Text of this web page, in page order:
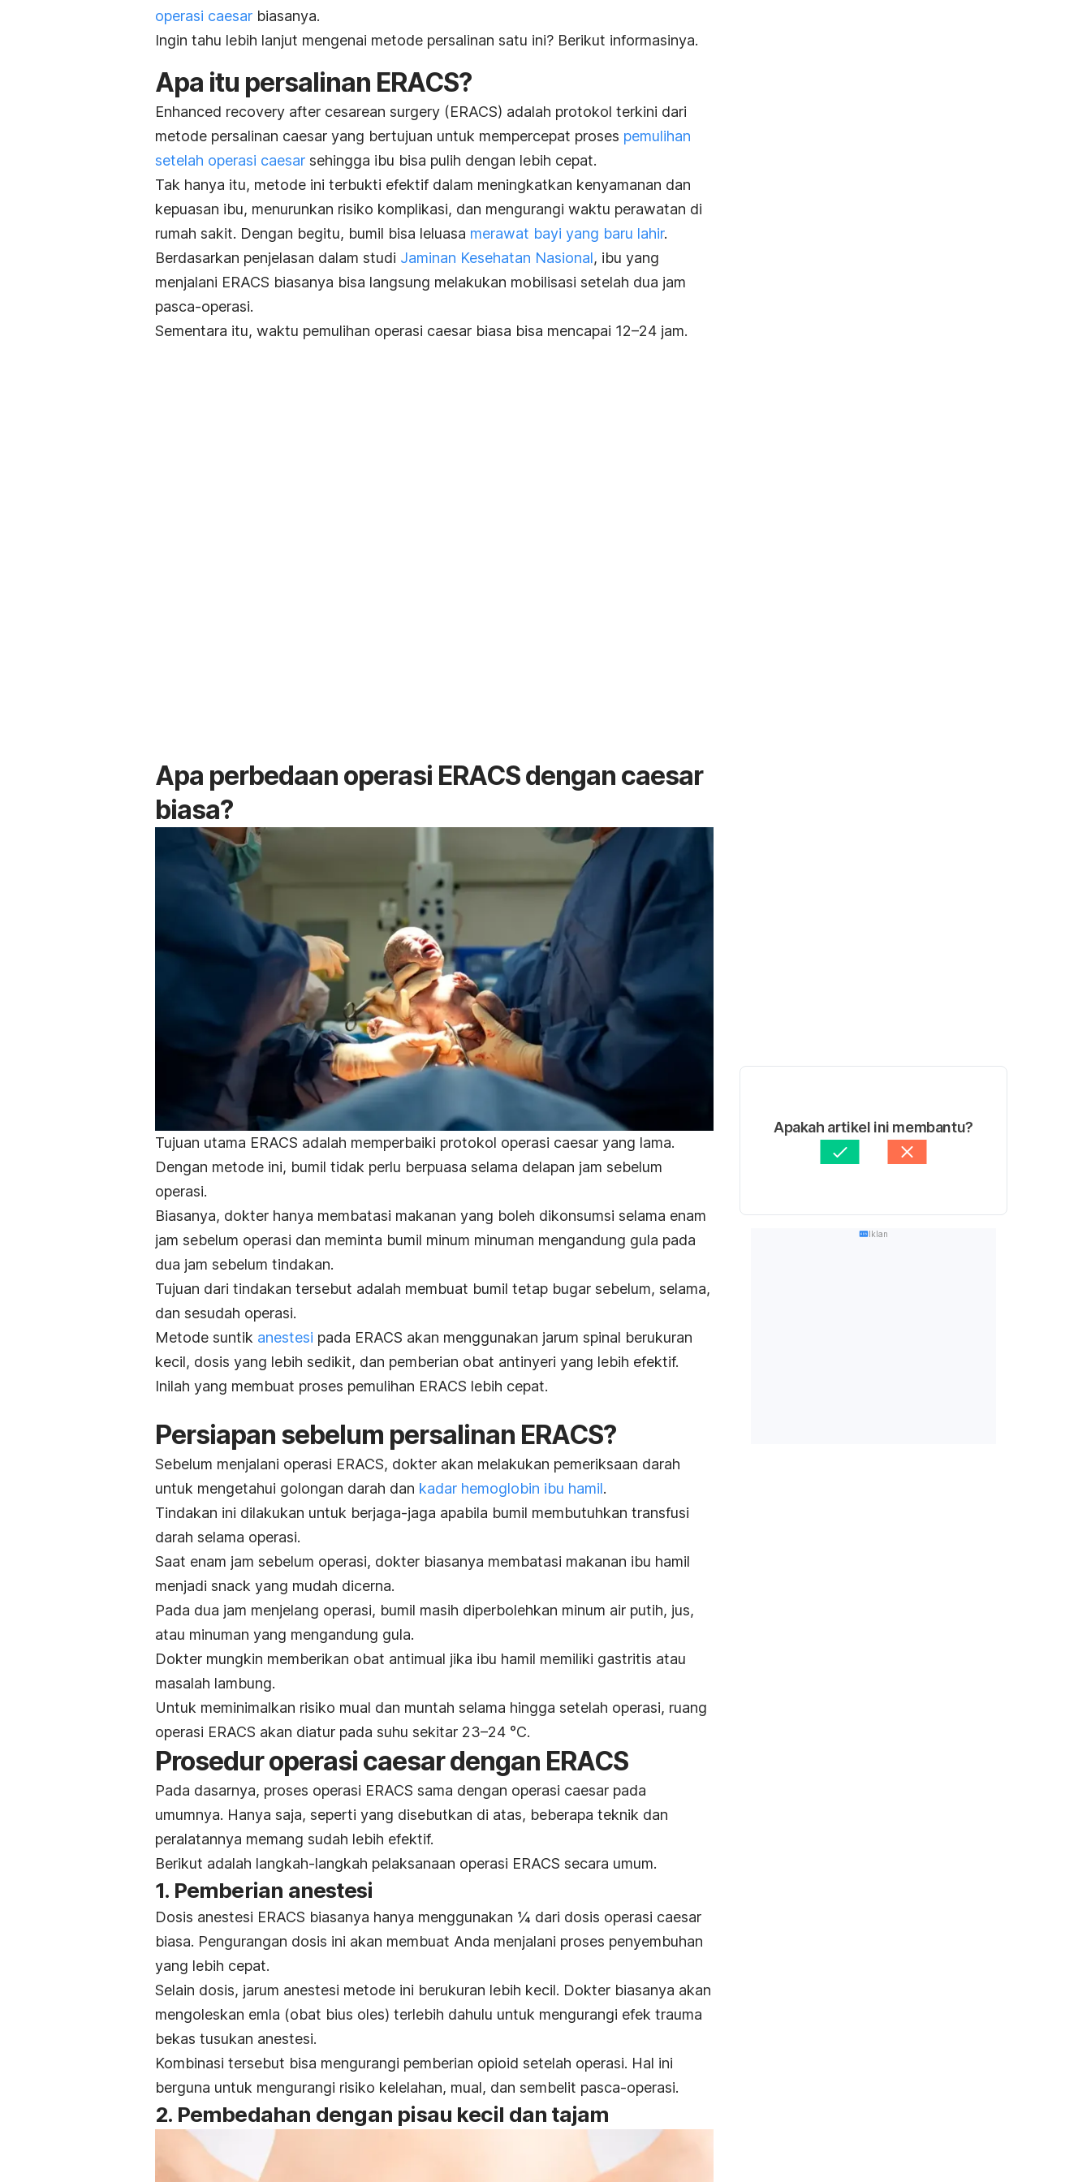
operasi caesar biasanya.
Ingin tahu lebih lanjut mengenai metode persalinan satu ini? Berikut informasinya.
Apa itu persalinan ERACS?
Enhanced recovery after cesarean surgery (ERACS) adalah protokol terkini dari
metode persalinan caesar yang bertujuan untuk mempercepat proses pemulihan
setelah operasi caesar sehingga ibu bisa pulih dengan lebih cepat.
Tak hanya itu, metode ini terbukti efektif dalam meningkatkan kenyamanan dan
kepuasan ibu, menurunkan risiko komplikasi, dan mengurangi waktu perawatan di
rumah sakit. Dengan begitu, bumil bisa leluasa merawat bayi yang baru lahir.
Berdasarkan penjelasan dalam studi Jaminan Kesehatan Nasional, ibu yang
menjalani ERACS biasanya bisa langsung melakukan mobilisasi setelah dua jam
pasca-operasi.
Sementara itu, waktu pemulihan operasi caesar biasa bisa mencapai 12–24 jam.
Apa perbedaan operasi ERACS dengan caesar
biasa?
Tujuan utama ERACS adalah memperbaiki protokol operasi caesar yang lama.
Dengan metode ini, bumil tidak perlu berpuasa selama delapan jam sebelum
operasi.
Biasanya, dokter hanya membatasi makanan yang boleh dikonsumsi selama enam
jam sebelum operasi dan meminta bumil minum minuman mengandung gula pada
dua jam sebelum tindakan.
Tujuan dari tindakan tersebut adalah membuat bumil tetap bugar sebelum, selama,
dan sesudah operasi.
Metode suntik anestesi pada ERACS akan menggunakan jarum spinal berukuran
kecil, dosis yang lebih sedikit, dan pemberian obat antinyeri yang lebih efektif.
Inilah yang membuat proses pemulihan ERACS lebih cepat.
Persiapan sebelum persalinan ERACS?
Sebelum menjalani operasi ERACS, dokter akan melakukan pemeriksaan darah
untuk mengetahui golongan darah dan kadar hemoglobin ibu hamil.
Tindakan ini dilakukan untuk berjaga-jaga apabila bumil membutuhkan transfusi
darah selama operasi.
Saat enam jam sebelum operasi, dokter biasanya membatasi makanan ibu hamil
menjadi snack yang mudah dicerna.
Pada dua jam menjelang operasi, bumil masih diperbolehkan minum air putih, jus,
atau minuman yang mengandung gula.
Dokter mungkin memberikan obat antimual jika ibu hamil memiliki gastritis atau
masalah lambung.
Untuk meminimalkan risiko mual dan muntah selama hingga setelah operasi, ruang
operasi ERACS akan diatur pada suhu sekitar 23–24 °C.
Prosedur operasi caesar dengan ERACS
Pada dasarnya, proses operasi ERACS sama dengan operasi caesar pada
umumnya. Hanya saja, seperti yang disebutkan di atas, beberapa teknik dan
peralatannya memang sudah lebih efektif.
Berikut adalah langkah-langkah pelaksanaan operasi ERACS secara umum.
1. Pemberian anestesi
Dosis anestesi ERACS biasanya hanya menggunakan ¼ dari dosis operasi caesar
biasa. Pengurangan dosis ini akan membuat Anda menjalani proses penyembuhan
yang lebih cepat.
Selain dosis, jarum anestesi metode ini berukuran lebih kecil. Dokter biasanya akan
mengoleskan emla (obat bius oles) terlebih dahulu untuk mengurangi efek trauma
bekas tusukan anestesi.
Kombinasi tersebut bisa mengurangi pemberian opioid setelah operasi. Hal ini
berguna untuk mengurangi risiko kelelahan, mual, dan sembelit pasca-operasi.
2. Pembedahan dengan pisau kecil dan tajam
Apakah artikel ini membantu?
Iklan